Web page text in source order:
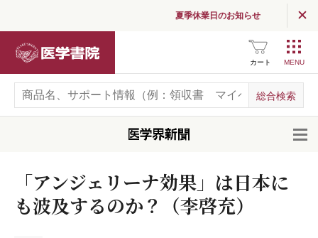
夏季休業日のお知らせ
カート
「アンジェリーナ効果」は日本に
も波及するのか？（李啓充）